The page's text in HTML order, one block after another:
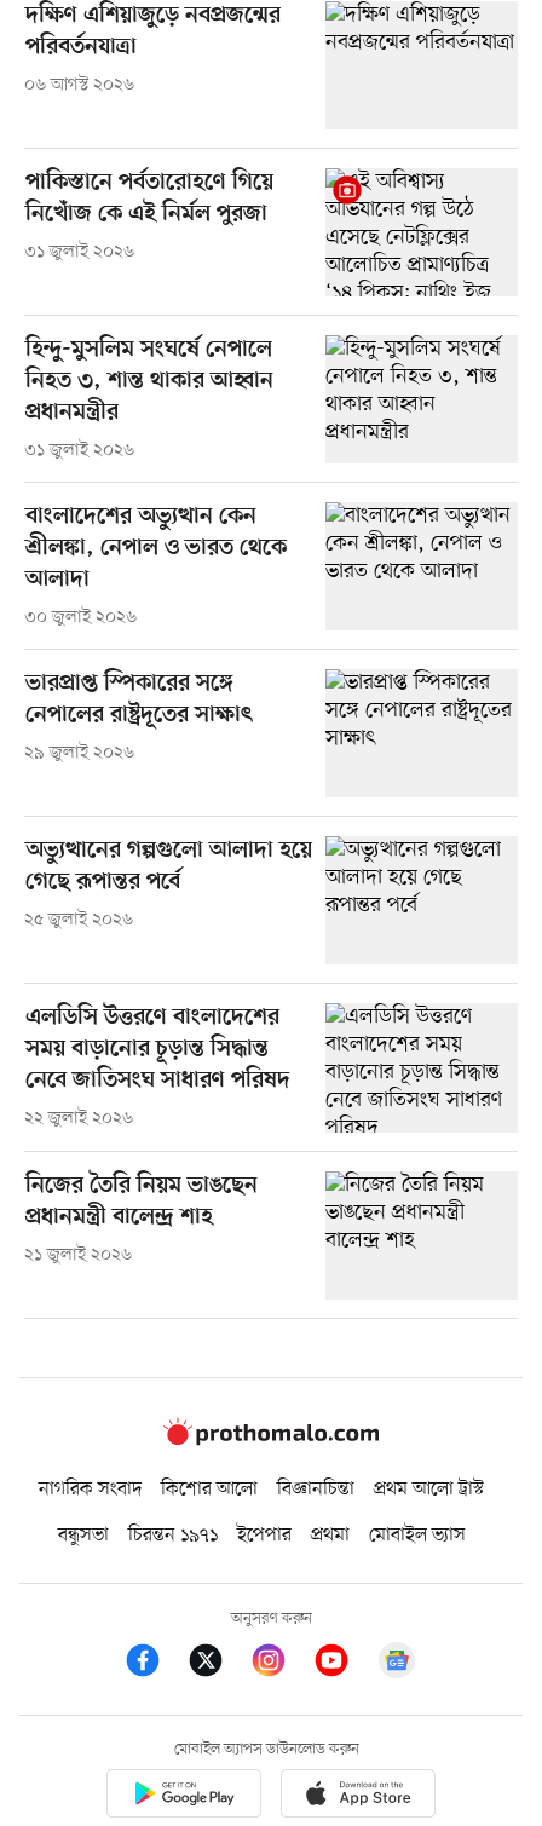
দক্ষিণ এশিয়াজুড়ে নবপ্রজন্মের
পরিবর্তনযাত্রা
০৬ আগস্ট ২০২৬
পাকিস্তানে পর্বতারোহণে গিয়ে
নিখোঁজ কে এই নির্মল পুরজা
৩১ জুলাই ২০২৬
হিন্দু-মুসলিম সংঘর্ষে নেপালে
নিহত ৩, শান্ত থাকার আহ্বান
প্রধানমন্ত্রীর
৩১ জুলাই ২০২৬
বাংলাদেশের অভ্যুত্থান কেন
শ্রীলঙ্কা, নেপাল ও ভারত থেকে
আলাদা
৩০ জুলাই ২০২৬
ভারপ্রাপ্ত স্পিকারের সঙ্গে
নেপালের রাষ্ট্রদূতের সাক্ষাৎ
২৯ জুলাই ২০২৬
অভ্যুত্থানের গল্পগুলো আলাদা হয়ে
গেছে রূপান্তর পর্বে
২৫ জুলাই ২০২৬
এলডিসি উত্তরণে বাংলাদেশের
সময় বাড়ানোর চূড়ান্ত সিদ্ধান্ত
নেবে জাতিসংঘ সাধারণ পরিষদ
২২ জুলাই ২০২৬
নিজের তৈরি নিয়ম ভাঙছেন
প্রধানমন্ত্রী বালেন্দ্র শাহ
২১ জুলাই ২০২৬
নাগরিক সংবাদ কিশোর আলো বিজ্ঞানচিন্তা
প্রথম আলো ট্রাস্ট
বন্ধুসভা
চিরন্তন ১৯৭১ ইপেপার প্রথমা মোবাইল ভ্যাস
অনুসরণ করুন
মোবাইল অ্যাপস ডাউনলোড করুন